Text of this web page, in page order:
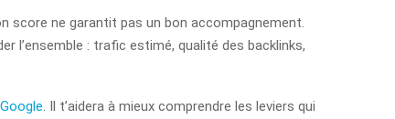
score ne garantit pas un bon accompagnement.
l’ensemble : trafic estimé, qualité des backlinks,
. Il t’aidera à mieux comprendre les leviers qui